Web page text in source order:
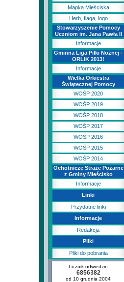
Mapka Mieściska
Herb, flaga, logo
Stowarzyszenie Pomocy
Uczniom im. Jana Pawła II
Informacje
Gminna Liga Piłki Nożnej -
ORLIK 2013!
Informacje
Wielka Orkiestra
Świątecznej Pomocy
WOŚP 2020
WOŚP 2019
WOŚP 2018
WOŚP 2017
WOŚP 2016
WOŚP 2015
WOŚP 2014
Ochotnicze Straże Pożarne
z Gminy Mieścisko
Informacje
Linki
Przydatne linki
Informacje
Redakcja
Pliki
Pliki do pobrania
Licznik odwiedzin
6856382
od 10 grudnia 2004